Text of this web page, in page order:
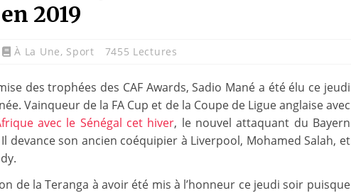
2019
À La Une, Sport 7455 Lectures
des trophées des CAF Awards, Sadio Mané a été élu ce jeudi
Vainqueur de la FA Cup et de la Coupe de Ligue anglaise avec
avec le Sénégal cet hiver, le nouvel attaquant du Bayern
devance son ancien coéquipier à Liverpool, Mohamed Salah, et
de la Teranga à avoir été mis à l’honneur ce jeudi soir puisque